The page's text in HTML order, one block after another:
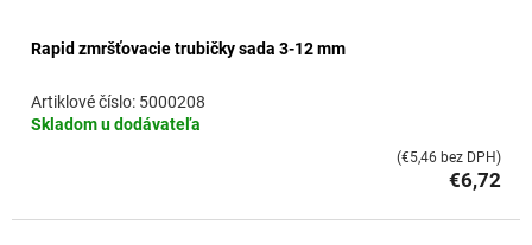
Rapid zmršťovacie trubičky sada 3-12 mm
Skladom u dodávateľa
5000208
€6,72
(€5,46 bez DPH)